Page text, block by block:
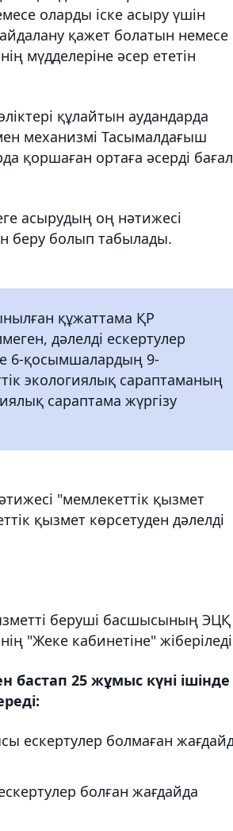
оларды іске асыру үшін
қажет болатын немесе
мүдделеріне әсер ететін
құлайтын аудандарда
механизмі Тасымалдағыш
қоршаған ортаға әсерді
асырудың оң нәтижесі
беру болып табылады.
құжаттама ҚР
дәлелді ескертулер
6-қосымшалардың 9-
экологиялық сараптаманың
сараптама жүргізу
"мемлекеттік қызмет
қызмет көрсетуден дәлелді
беруші басшысының ЭЦҚ
"Жеке кабинетіне"
бастап 25 жұмыс күні ішінде
ескертулер болмаған
болған жағдайда